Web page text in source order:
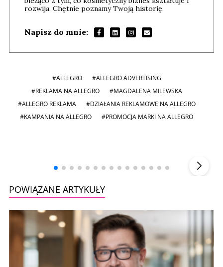
rozwija. Chętnie poznamy Twoją historię.
Napisz do mnie:
#ALLEGRO
#ALLEGRO ADVERTISING
#REKLAMA NA ALLEGRO
#MAGDALENA MILEWSKA
#ALLEGRO REKLAMA
#DZIAŁANIA REKLAMOWE NA ALLEGRO
#KAMPANIA NA ALLEGRO
#PROMOCJA MARKI NA ALLEGRO
POWIĄZANE ARTYKUŁY